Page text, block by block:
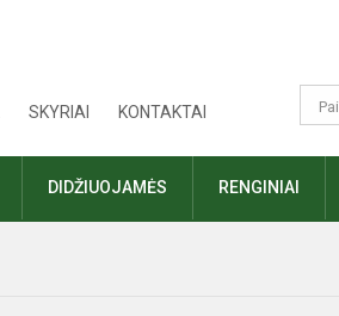
SKYRIAI KONTAKTAI
DIDŽIUOJAMĖS RENGINIAI